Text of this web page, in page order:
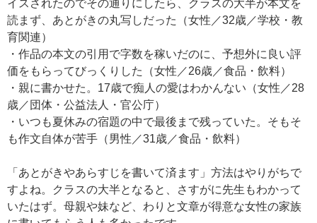
イスされたのでその通りにしたら、クラスの大半が本文を
読まず、あとがきの丸写しだった（女性／32歳／学校・教
育関連）
・作品の本文の引用で字数を稼いだのに、予想外に良い評
価をもらってびっくりした（女性／26歳／食品・飲料）
・親に書かせた。17歳で痴人の愛はわかんない（女性／28
歳／団体・公益法人・官公庁）
・いつも夏休みの宿題の中で最後まで残っていた。そもそ
も作文自体が苦手（男性／31歳／食品・飲料）
「あとがきやあらすじを書いて済ます」方法はやりがちで
すよね。クラスの大半となると、さすがに先生もわかって
いたはず。母親や妹など、わりと文章が得意な女性の家族